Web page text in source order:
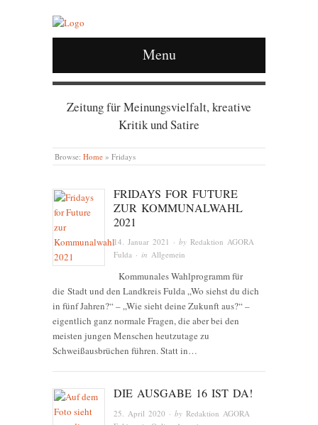
Menu
Zeitung für Meinungsvielfalt, kreative
Kritik und Satire
Browse: Home » Fridays
FRIDAYS FOR FUTURE
ZUR KOMMUNALWAHL
2021
14. Januar 2021 · byRedaktion AGORA
Fulda · inAllgemein
Kommunales Wahlprogramm für
die Stadt und den Landkreis Fulda „Wo siehst du dich
in fünf Jahren?“ – „Wie sieht deine Zukunft aus?“ –
eigentlich ganz normale Fragen, die aber bei den
meisten jungen Menschen heutzutage zu
Schweißausbrüchen führen. Statt in…
DIE AUSGABE 16 IST DA!
25. April 2020 · byRedaktion AGORA